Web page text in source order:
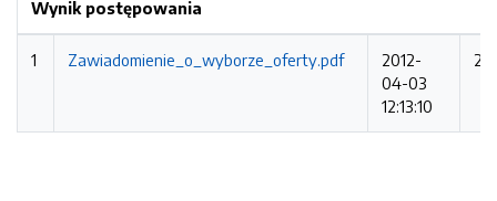
Wynik postępowania
1 Zawiadomienie_o_wyborze_oferty.pdf
2012-
04-03
12:13:10